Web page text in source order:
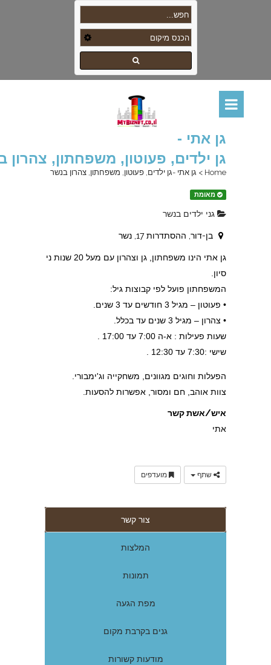
גן אתי -
גן ילדים, פעוטון, משפחתון, צהרון
Home
> גן אתי -גן ילדים, פעוטון, משפחתון, צהרון בנשר
מאומת
גני ילדים בנשר
בן-דור, ההסתדרות 17, נשר
גן אתי הינו משפחתון, גן וצהרון עם מעל 20 שנות ני
סיון.
המשפחתון פועל לפי קבוצות גיל:
• פעוטון – מגיל 3 חודשים עד 3 שנים.
• צהרון – מגיל 3 שנים עד בכלל.
שעות פעילות : א-ה 7:00 עד 17:00 .
שישי :7:30 עד 12:30 .
הפעלות וחוגים מגוונים, משחקייה וג'ימבורי.
צוות אוהב, חם ומסור, אפשרות להסעות.
איש/אשת קשר
אתי
שתף מועדפים
צור קשר
המלצות
תמונות
מפת הגעה
גנים בקרבת מקום
מודעות קשורות